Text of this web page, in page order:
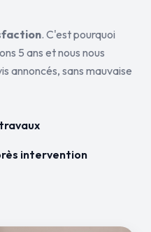
. C'est pourquoi
5 ans et nous nous
annoncés, sans mauvaise
intervention